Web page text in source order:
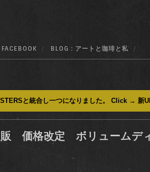
FACEBOOK BLOG : アートと珈琲と私
と統合し一つになりました。 Click →
販 価格改定 ボリュームデ